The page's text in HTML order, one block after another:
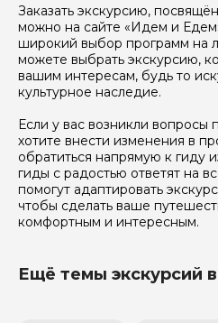
Заказать экскурсию,
можно на сайте «Идем и
широкий выбор программ на
можете выбрать экскурсию,
вашим интересам, будь то
культурное наследие.
Если у вас возникли вопросы
хотите внести изменения в
обратиться напрямую к гиду
гиды с радостью ответят на
помогут адаптировать
чтобы сделать ваше
комфортным и интересным.
Ещё темы экскурсий в